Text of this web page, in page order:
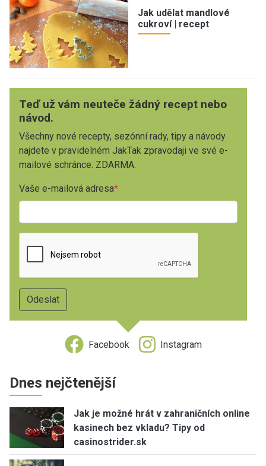
Jak udělat mandlové
cukroví | recept
Teď už vám neuteče žádný recept nebo
návod.
Všechny nové recepty, sezónní rady, tipy a návody
najdete v pravidelném JakTak zpravodaji ve své e-
mailové schránce. ZDARMA.
Vaše e-mailová adresa
Facebook Instagram
Dnes nejčtenější
Jak je možné hrát v zahraničních online
kasinech bez vkladu? Tipy od
casinostrider.sk